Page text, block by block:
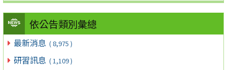
依公告類別彙總
最新消息 ( 8,975 )
研習訊息 ( 1,109 )